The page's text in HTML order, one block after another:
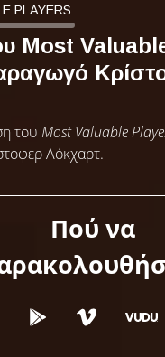
PLAYERS
Most
του Most Valuable
Λόκχαρτ.
Πού να